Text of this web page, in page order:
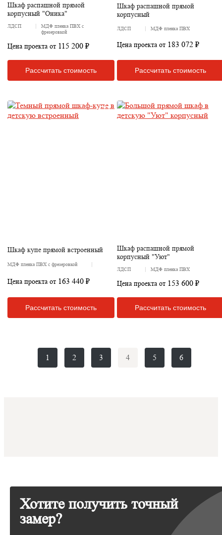
Шкаф распашной прямой
корпусный "Оника"
ЛДСП
МДФ пленка ПВХ с
фрезеровкой
Цена проекта от 115 200 ₽
Рассчитать стоимость
Шкаф распашной прямой
корпусный
ЛДСП МДФ пленка ПВХ
Цена проекта от 183 072 ₽
Рассчитать стоимость
Шкаф купе прямой встроенный
МДФ пленка ПВХ с фрезеровкой
Цена проекта от 163 440 ₽
Рассчитать стоимость
Шкаф распашной прямой
корпусный "Уют"
ЛДСП МДФ пленка ПВХ
Цена проекта от 153 600 ₽
Рассчитать стоимость
1 2 3 4 5 6
Хотите получить точный
замер?